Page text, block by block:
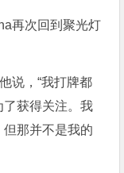
再次回到聚光灯
说，“我打牌都
了获得关注。我
那并不是我的